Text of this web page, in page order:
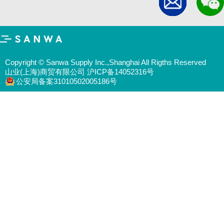
Copyright © Sanwa Supply Inc.,Shanghai All Rigths Reserved
山业(上海)商贸有限公司 沪ICP备14052316号
公安局备案31010502005186号